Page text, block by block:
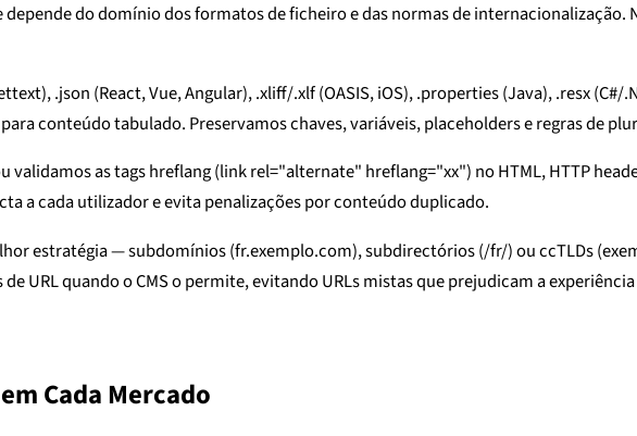
do domínio dos formatos de ficheiro e das normas de
.json (React, Vue, Angular), .xliff/.xlf (OASIS, iOS), .properties (Java), .resx
para conteúdo tabulado. Preservamos chaves, variáveis, placeholders e regras de
validamos as tags hreflang (link rel="alternate" hreflang="xx") no HTML, HTTP
a cada utilizador e evita penalizações por conteúdo duplicado.
estratégia — subdomínios (fr.exemplo.com), subdirectórios (/fr/) ou ccTLDs
URL quando o CMS o permite, evitando URLs mistas que prejudicam a
Cada Mercado